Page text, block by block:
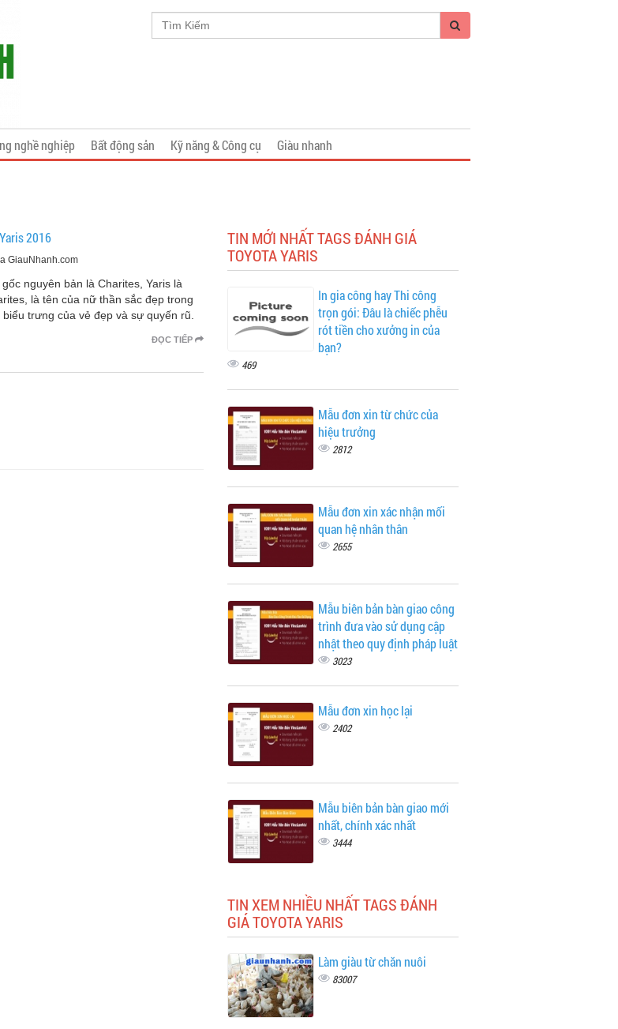
nghề nghiệp Bất động sản Kỹ năng & Công cụ
Giàu nhanh
2016
GiauNhanh.com
nguyên bản là Charites, Yaris là
là tên của nữ thần sắc đẹp trong
trưng của vẻ đẹp và sự quyến rũ.
ĐỌC TIẾP
TIN MỚI NHẤT TAGS ĐÁNH GIÁ
TOYOTA YARIS
In gia công hay Thi công
trọn gói: Đâu là chiếc phễu
rót tiền cho xưởng in của
bạn?
469
Mẫu đơn xin từ chức của
hiệu trưởng
2812
Mẫu đơn xin xác nhận mối
quan hệ nhân thân
2655
Mẫu biên bản bàn giao công
trình đưa vào sử dụng cập
nhật theo quy định pháp luật
3023
Mẫu đơn xin học lại
2402
Mẫu biên bản bàn giao mới
nhất, chính xác nhất
3444
TIN XEM NHIỀU NHẤT TAGS ĐÁNH
GIÁ TOYOTA YARIS
Làm giàu từ chăn nuôi
83007